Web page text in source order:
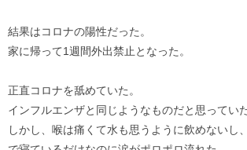
結果はコロナの陽性だった。
家に帰って1週間外出禁止となった。
正直コロナを舐めていた。
インフルエンザと同じようなものだと思っていた
しかし、喉は痛くて水も思うように飲めないし